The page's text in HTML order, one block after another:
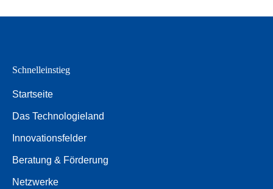
Schnelleinstieg
Startseite
Das Technologieland
Innovationsfelder
Beratung & Förderung
Netzwerke